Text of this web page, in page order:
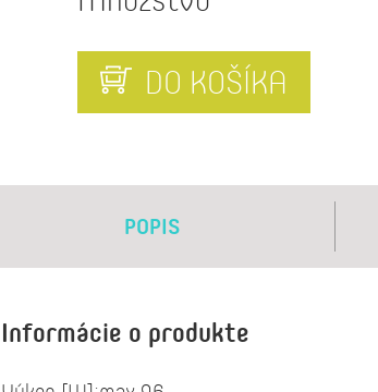
DO KOŠÍKA
POPIS
Informácie o produkte